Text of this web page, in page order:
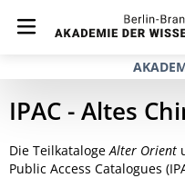
IPAC - Altes
Die TeilkatalogeAlter Orient
Public Access Catalogues